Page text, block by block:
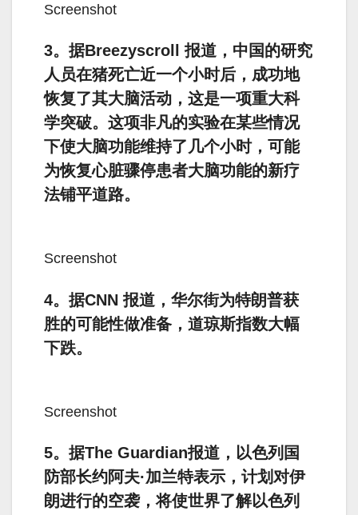
Screenshot
3。据Breezyscroll 报道，中国的研究
人员在猪死亡近一个小时后，成功地
恢复了其大脑活动，这是一项重大科
学突破。这项非凡的实验在某些情况
下使大脑功能维持了几个小时，可能
为恢复心脏骤停患者大脑功能的新疗
法铺平道路。
Screenshot
4。据CNN 报道，华尔街为特朗普获
胜的可能性做准备，道琼斯指数大幅
下跌。
Screenshot
5。据The Guardian报道，以色列国
防部长约阿夫·加兰特表示，计划对伊
朗进行的空袭，将使世界了解以色列